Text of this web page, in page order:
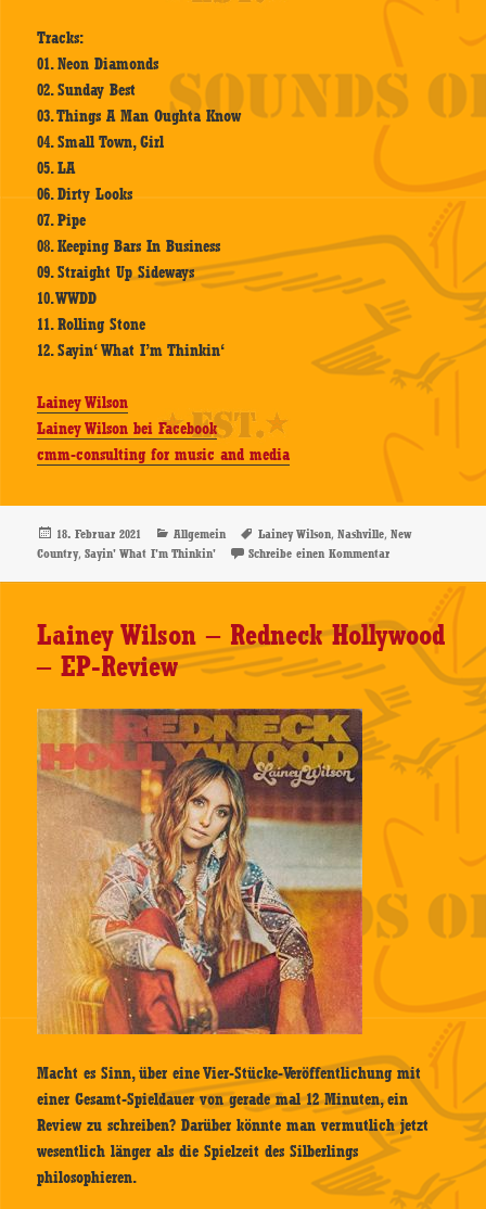
Tracks:
01. Neon Diamonds
02. Sunday Best
03. Things A Man Oughta Know
04. Small Town, Girl
05. LA
06. Dirty Looks
07. Pipe
08. Keeping Bars In Business
09. Straight Up Sideways
10. WWDD
11. Rolling Stone
12. Sayin‘ What I’m Thinkin‘
Lainey Wilson
Lainey Wilson bei Facebook
cmm-consulting for music and media
Veröffentlicht
am
18. Februar 2021 Kategorien
Allgemein Schlagwörter
Lainey Wilson,Nashville,New
Country,Sayin' What I'm Thinkin' Schreibe einen Kommentarzu Lainey Wilson
Lainey Wilson – Redneck Hollywood
– EP-Review
Macht es Sinn, über eine Vier-Stücke-Veröffentlichung mit
einer Gesamt-Spieldauer von gerade mal 12 Minuten, ein
Review zu schreiben? Darüber könnte man vermutlich jetzt
wesentlich länger als die Spielzeit des Silberlings
philosophieren.